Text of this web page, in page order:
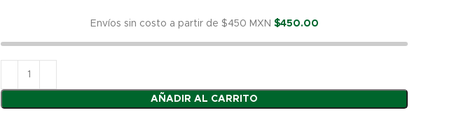
AÑADIR AL CARRITO
Envíos sin costo a partir de $450 MXN $450.00